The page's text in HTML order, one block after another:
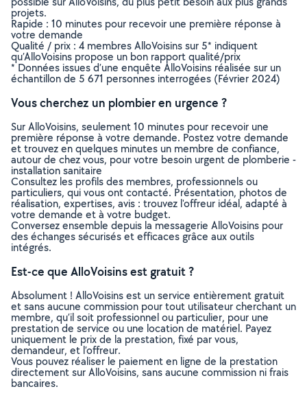
projets.
Rapide : 10 minutes pour recevoir une première réponse à
votre demande
Qualité / prix : 4 membres AlloVoisins sur 5* indiquent
qu’AlloVoisins propose un bon rapport qualité/prix
* Données issues d’une enquête AlloVoisins réalisée sur un
échantillon de 5 671 personnes interrogées (Février 2024)
Vous cherchez un plombier en urgence ?
Sur AlloVoisins, seulement 10 minutes pour recevoir une
première réponse à votre demande. Postez votre demande
et trouvez en quelques minutes un membre de confiance,
autour de chez vous, pour votre besoin urgent de plomberie -
installation sanitaire
Consultez les profils des membres, professionnels ou
particuliers, qui vous ont contacté. Présentation, photos de
réalisation, expertises, avis : trouvez l'offreur idéal, adapté à
votre demande et à votre budget.
Conversez ensemble depuis la messagerie AlloVoisins pour
des échanges sécurisés et efficaces grâce aux outils
intégrés.
Est-ce que AlloVoisins est gratuit ?
Absolument ! AlloVoisins est un service entièrement gratuit
et sans aucune commission pour tout utilisateur cherchant un
membre, qu’il soit professionnel ou particulier, pour une
prestation de service ou une location de matériel. Payez
uniquement le prix de la prestation, fixé par vous,
demandeur, et l’offreur.
Vous pouvez réaliser le paiement en ligne de la prestation
directement sur AlloVoisins, sans aucune commission ni frais
bancaires.